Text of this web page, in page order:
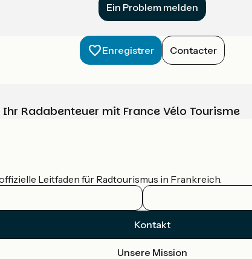
Ein Problem melden
Enregistrer Contacter
Radabenteuer mit France Vélo Tourisme
Leitfaden für Radtourismus in Frankreich.
Kontakt
Unsere Mission